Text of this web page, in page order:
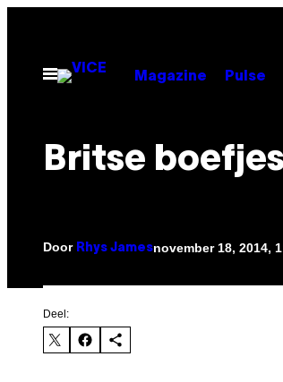
Open
menu
Magazine Pulse
Britse
Door Rhys Jamesnovember 18, 2014,
Deel: